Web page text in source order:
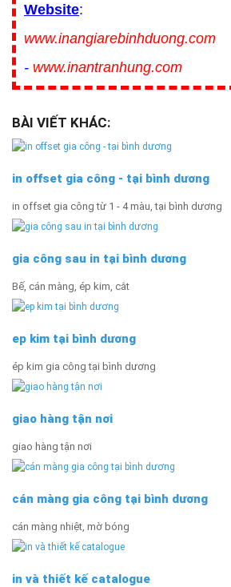
Website:
www.inangiarebinhduong.com
- www.inantranhung.com
BÀI VIẾT KHÁC:
in offset gia công - tại bình dương
in offset gia công từ 1 - 4 màu, tại bình dương
gia công sau in tại bình dương
Bế, cán màng, ép kim, cắt
ep kim tại bình dương
ép kim gia công tại bình dương
giao hàng tận nơi
giao hàng tận nơi
cán màng gia công tại bình dương
cán màng nhiệt, mờ bóng
in và thiết kế catalogue